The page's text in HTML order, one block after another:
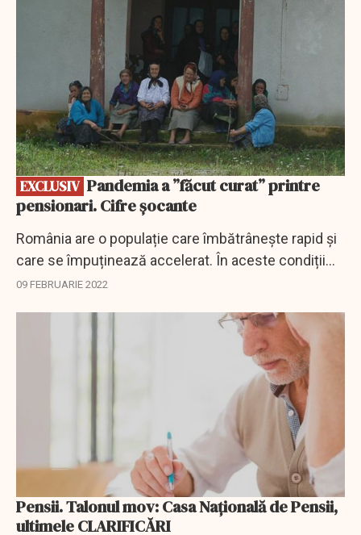
EXCLUSIV
pensionari. Cifre șocante
România are o populație care îmbătrânește rapid și
care se împuținează accelerat. În aceste condiții
populația țării este și extrem de vulnerabilă la boli,
09 FEBRUARIE 2022
Pensii. Talonul mov: Casa Națională de Pensii,
ultimele CLARIFICĂRI